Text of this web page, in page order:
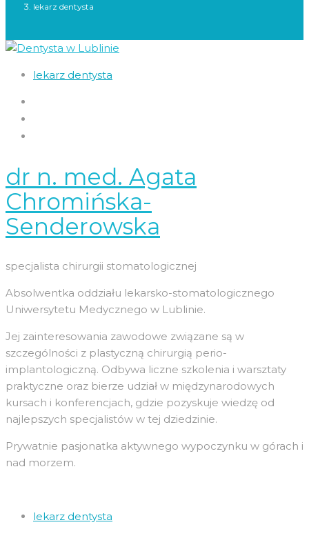
lekarz dentysta
lekarz dentysta
dr n. med. Agata
Chromińska-
Senderowska
specjalista chirurgii stomatologicznej
Absolwentka oddziału lekarsko-stomatologicznego
Uniwersytetu Medycznego w Lublinie.
Jej zainteresowania zawodowe związane są w
szczególności z plastyczną chirurgią perio-
implantologiczną. Odbywa liczne szkolenia i warsztaty
praktyczne oraz bierze udział w międzynarodowych
kursach i konferencjach, gdzie pozyskuje wiedzę od
najlepszych specjalistów w tej dziedzinie.
Prywatnie pasjonatka aktywnego wypoczynku w górach i
nad morzem.
lekarz dentysta